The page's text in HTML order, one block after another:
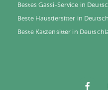
Bestes Gassi-Service in
Beste Haustiersitter in
Beste Katzensitter in